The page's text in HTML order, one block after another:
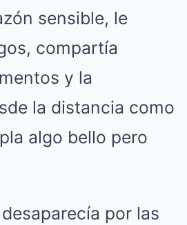
sensible, le
compartía
y la
la distancia como
algo bello pero
por las